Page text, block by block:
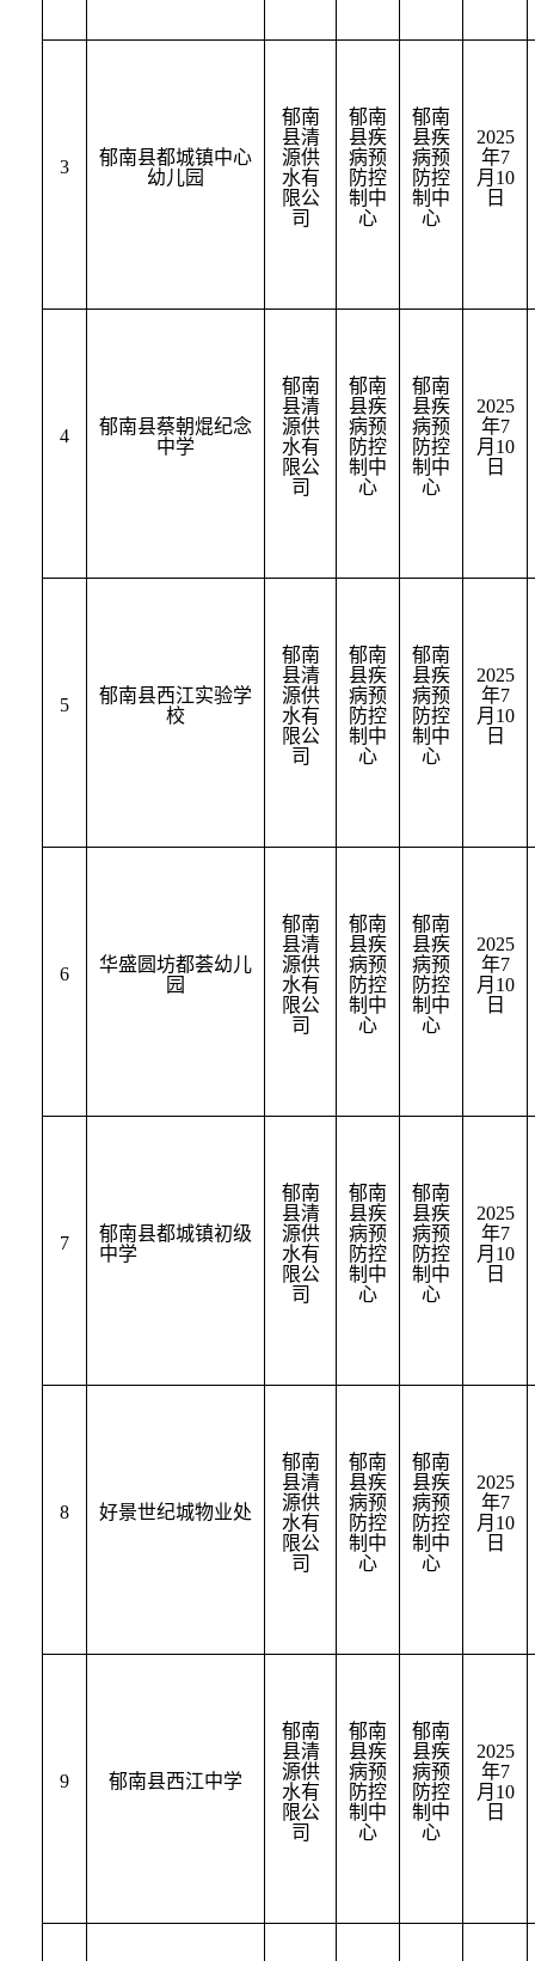
3
郁南县都城镇中心
幼儿园
郁南
县清
源供
水有
限公
司
郁南
县疾
病预
防控
制中
心
郁南
县疾
病预
防控
制中
心
2025
年7
月 10
日
4
郁南县蔡朝焜纪念
中学
郁南
县清
源供
水有
限公
司
郁南
县疾
病预
防控
制中
心
郁南
县疾
病预
防控
制中
心
2025
年7
月 10
日
5
郁南县西江实验学
校
郁南
县清
源供
水有
限公
司
郁南
县疾
病预
防控
制中
心
郁南
县疾
病预
防控
制中
心
2025
年7
月 10
日
6
华盛圆坊都荟幼儿
园
郁南
县清
源供
水有
限公
司
郁南
县疾
病预
防控
制中
心
郁南
县疾
病预
防控
制中
心
2025
年7
月 10
日
7
郁南县都城镇初级
郁南
县清
源供
水有
限公
司
郁南
县疾
病预
防控
制中
心
郁南
县疾
病预
防控
制中
心
2025
年7
月 10
日
8 好景世纪城物业处
郁南
县清
源供
水有
限公
司
郁南
县疾
病预
防控
制中
心
郁南
县疾
病预
防控
制中
心
2025
年7
月 10
日
9 郁南县西江中学
郁南
县清
源供
水有
限公
司
郁南
县疾
病预
防控
制中
心
郁南
县疾
病预
防控
制中
心
2025
年7
月 10
日